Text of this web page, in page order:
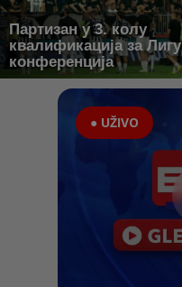
Партизан у 3. колу
квалификација за Лигу
конференција
● UŽIVO